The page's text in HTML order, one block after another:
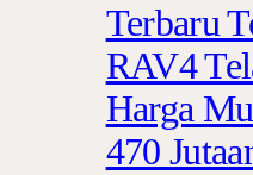
Terbaru
RAV4
Harga
470